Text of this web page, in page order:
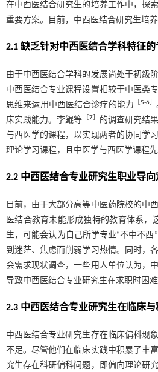
在中西医结合研究生的培养工作中，探
重要方案。目前，中西医结合研究生培
2.1 缺乏针对中西医结合学科特征
由于中西医结合学科的发展尚处于初级
中西医结合专业课程设置相较于中医类
思维来运用中西医结合诊疗的能力 ［5-6
床实践能力。李鲲等
7］
的调查研究结
与西医学的课程，以实现两者的协同学
理论学习课程，且中医学与西医学课程
2.2 中西医结合专业研究生职业导
目前，由于大部分高等中医药院校的中
医结合教育未能形成独特的教育体系，
生，可能会认为自己所学专业“不中不
到迷茫、焦虑而削弱学习热情。同时，
会需求现状调查，一些用人单位认为，
导致中西医结合专业研究生在求职时困
2.3 中西医结合专业研究生在临床
中西医结合专业研究生存在临床偏科现
不足。尽管他们在临床实践中积累了丰
究生存在科研偏科问题，即偏向理论研